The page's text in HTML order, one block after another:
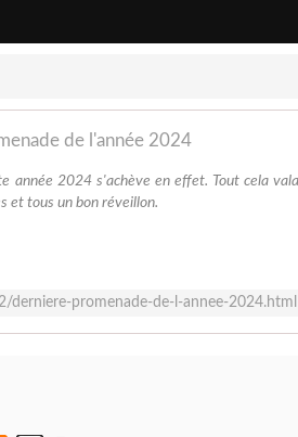
de l'année 2024
année 2024 s'achève en effet. Tout cela
et tous un bon réveillon.
promenade-de-l-annee-2024.html